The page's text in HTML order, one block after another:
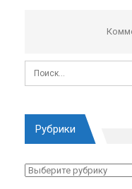
Рубрики
Рубрики